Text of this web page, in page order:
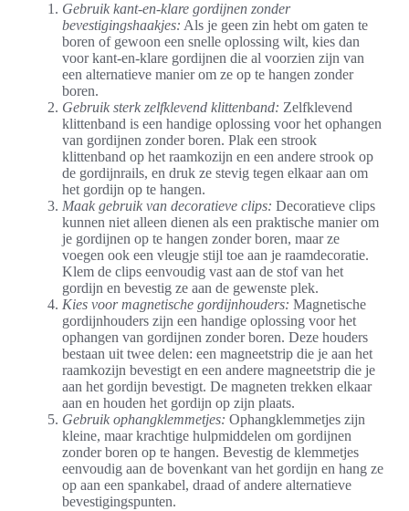
Gebruik kant-en-klare gordijnen zonder
bevestigingshaakjes: Als je geen zin hebt om gaten te
boren of gewoon een snelle oplossing wilt, kies dan
voor kant-en-klare gordijnen die al voorzien zijn van
een alternatieve manier om ze op te hangen zonder
boren.
Gebruik sterk zelfklevend klittenband: Zelfklevend
klittenband is een handige oplossing voor het ophangen
van gordijnen zonder boren. Plak een strook
klittenband op het raamkozijn en een andere strook op
de gordijnrails, en druk ze stevig tegen elkaar aan om
het gordijn op te hangen.
Maak gebruik van decoratieve clips: Decoratieve clips
kunnen niet alleen dienen als een praktische manier om
je gordijnen op te hangen zonder boren, maar ze
voegen ook een vleugje stijl toe aan je raamdecoratie.
Klem de clips eenvoudig vast aan de stof van het
gordijn en bevestig ze aan de gewenste plek.
Kies voor magnetische gordijnhouders: Magnetische
gordijnhouders zijn een handige oplossing voor het
ophangen van gordijnen zonder boren. Deze houders
bestaan uit twee delen: een magneetstrip die je aan het
raamkozijn bevestigt en een andere magneetstrip die je
aan het gordijn bevestigt. De magneten trekken elkaar
aan en houden het gordijn op zijn plaats.
Gebruik ophangklemmetjes: Ophangklemmetjes zijn
kleine, maar krachtige hulpmiddelen om gordijnen
zonder boren op te hangen. Bevestig de klemmetjes
eenvoudig aan de bovenkant van het gordijn en hang ze
op aan een spankabel, draad of andere alternatieve
bevestigingspunten.